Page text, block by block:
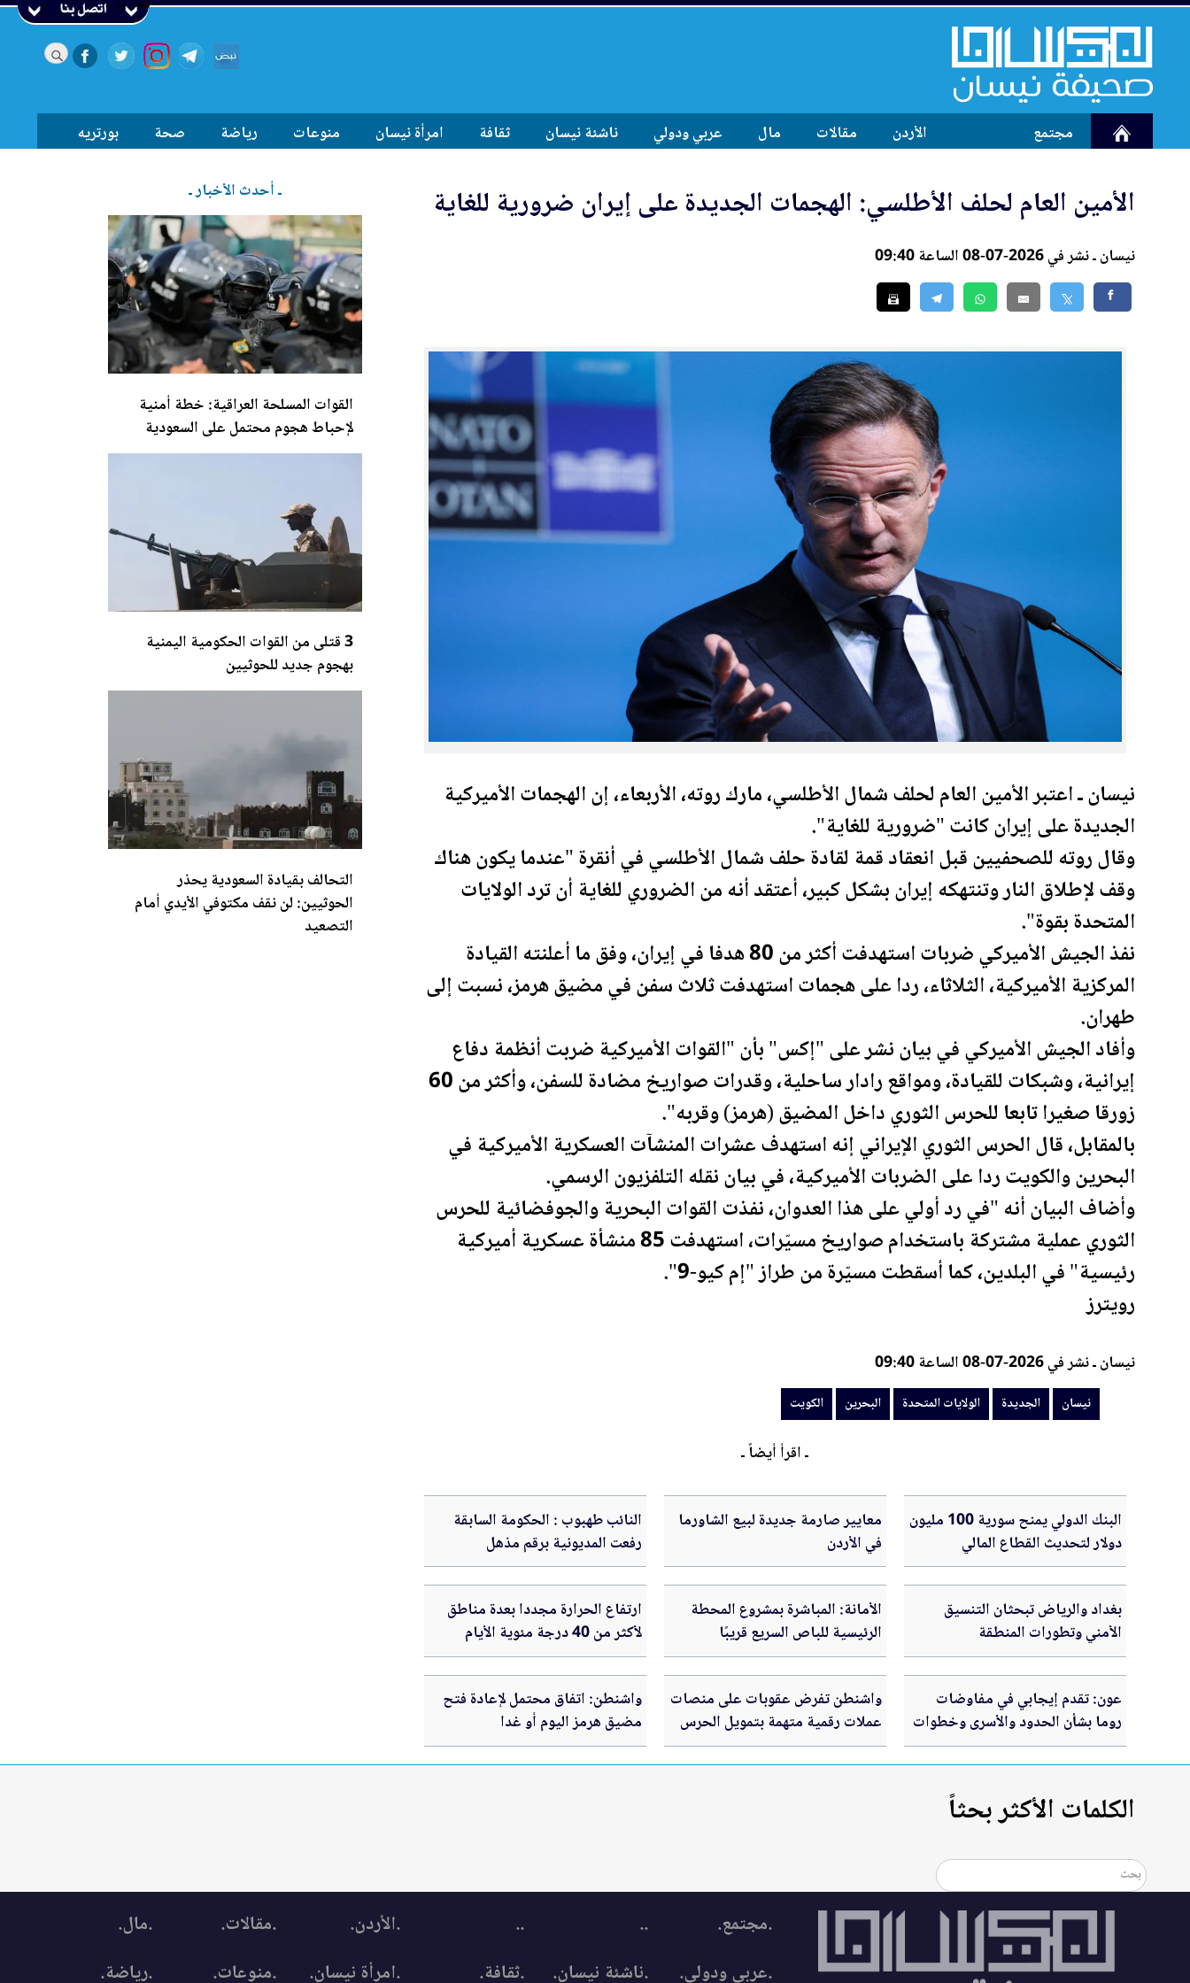
اتصل بنا
مجتمع الأردن مقالات مال عربي ودولي ناشئة نيسان ثقافة امرأة نيسان منوعات رياضة صحة بورتريه
الأمين العام لحلف الأطلسي: الهجمات الجديدةعلى إيران ضرورية للغاية
نيسان ـ نشر في 2026-07-08 الساعة 09:40
نيسان ـ اعتبر الأمين العام لحلف شمال الأطلسي، مارك روته، الأربعاء، إن الهجمات الأميركية
الجديدةعلى إيران كانت "ضرورية للغاية".
وقال روته للصحفيين قبل انعقاد قمة لقادة حلف شمال الأطلسي في أنقرة "عندما يكون هناك
وقف لإطلاق النار وتنتهكه إيران بشكل كبير، أعتقد أنه من الضروري للغاية أن تردالولايات
المتحدةبقوة".
نفذ الجيش الأميركي ضربات استهدفت أكثر من 80 هدفا في إيران، وفق ما أعلنته القيادة
المركزية الأميركية، الثلاثاء، ردا على هجمات استهدفت ثلاث سفن في مضيق هرمز، نسبت إلى
طهران.
وأفاد الجيش الأميركي في بيان نشر على "إكس" بأن "القوات الأميركية ضربت أنظمة دفاع
إيرانية، وشبكات للقيادة، ومواقع رادار ساحلية، وقدرات صواريخ مضادة للسفن، وأكثر من 60
زورقا صغيرا تابعا للحرس الثوري داخل المضيق (هرمز) وقربه".
بالمقابل، قال الحرس الثوري الإيراني إنه استهدف عشرات المنشآت العسكرية الأميركية في
البحرينوالكويتردا على الضربات الأميركية، في بيان نقله التلفزيون الرسمي.
وأضاف البيان أنه "في رد أولي على هذا العدوان، نفذت القوات البحرية والجوفضائية للحرس
الثوري عملية مشتركة باستخدام صواريخ مسيّرات، استهدفت 85 منشأة عسكرية أميركية
رئيسية" في البلدين، كما أسقطت مسيّرة من طراز "إم كيو-9".
رويترز
نيسان ـ نشر في 2026-07-08 الساعة 09:40
نيسان الجديدة الولايات المتحدة البحرين الكويت
ـ اقرأ أيضاً ـ
البنك الدولي يمنح سورية 100 مليون
دولار لتحديث القطاع المالي
معايير صارمة جديدة لبيع الشاورما
في الأردن
النائب طهبوب : الحكومة السابقة
رفعت المديونية برقم مذهل
بغداد والرياض تبحثان التنسيق
الأمني وتطورات المنطقة
الأمانة: المباشرة بمشروع المحطة
الرئيسية للباص السريع قريبًا
ارتفاع الحرارة مجددا بعدة مناطق
لأكثر من 40 درجة مئوية الأيام
القادمة في الأردن .. تفاصيل
عون: تقدم إيجابي في مفاوضات
روما بشأن الحدود والأسرى وخطوات
عملية قريباً
واشنطن تفرض عقوبات على منصات
عملات رقمية متهمة بتمويل الحرس
الثوري الإيراني
واشنطن: اتفاق محتمل لإعادة فتح
مضيق هرمز اليوم أو غدا
ـ أحدث الأخبار ـ
القوات المسلحة العراقية: خطة أمنية
لإحباط هجوم محتمل على السعودية
3 قتلى من القوات الحكومية اليمنية
بهجوم جديد للحوثيين
التحالف بقيادة السعودية يحذر
الحوثيين: لن نقف مكتوفي الأيدي أمام
التصعيد
الكلمات الأكثر بحثاً
.مجتمع. ..
.. .الأردن. .مقالات.
.مال.
.عربي ودولي.
.ناشئة نيسان. .ثقافة. .امرأة نيسان. .منوعات. .رياضة.